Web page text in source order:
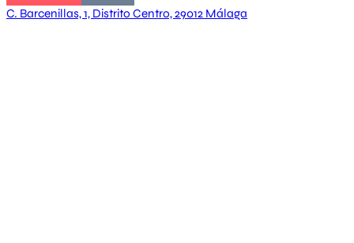
C. Barcenillas, 1, Distrito Centro, 29012 Málaga